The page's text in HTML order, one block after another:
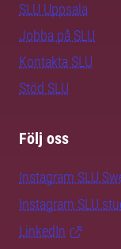
SLU Uppsala
Jobba på SLU
Kontakta SLU
Stöd SLU
Följ oss
Instagram
Instagram
LinkedIn